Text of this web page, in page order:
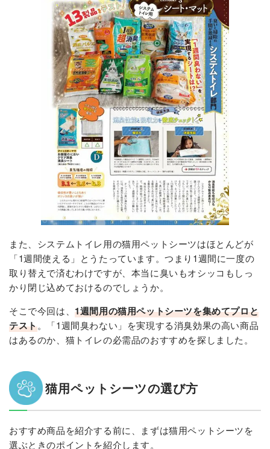
また、システムトイレ用の猫用ペットシーツはほとんどが
「1週間使える」とうたっています。つまり1週間に一度の
取り替えで済むわけですが、本当に臭いもオシッコもしっ
かり閉じ込めておけるのでしょうか。
そこで今回は、1週間用の猫用ペットシーツを集めてプロと
テスト。「1週間臭わない」を実現する消臭効果の高い商品
はあるのか、猫トイレの必需品のおすすめを探しました。
猫用ペットシーツの選び方
おすすめ商品を紹介する前に、まずは猫用ペットシーツを
選ぶときのポイントを紹介します。